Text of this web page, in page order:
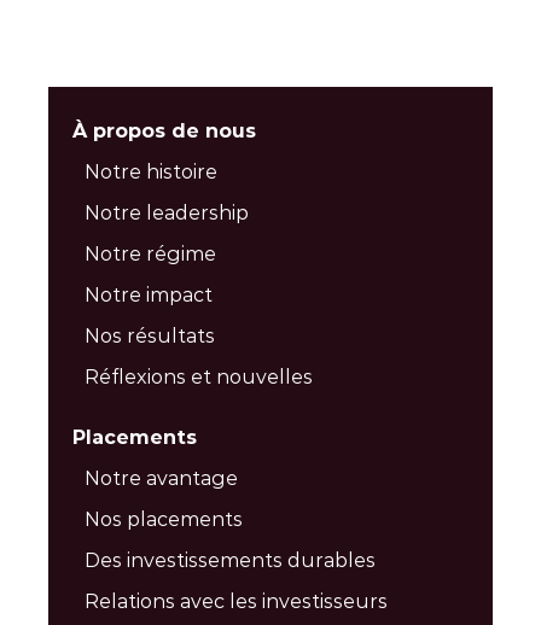
À propos de nous
Notre histoire
Notre leadership
Notre régime
Notre impact
Nos résultats
Réflexions et nouvelles
Placements
Notre avantage
Nos placements
Des investissements durables
Relations avec les investisseurs